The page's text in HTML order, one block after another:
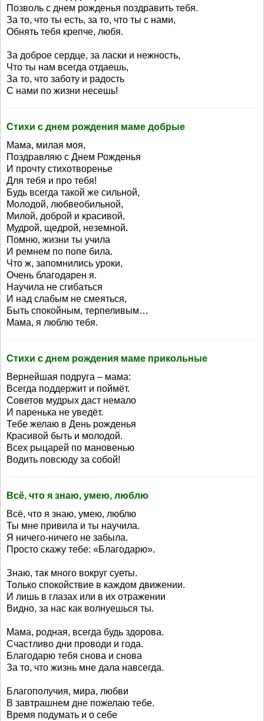
Позволь с днем рожденья поздравить тебя.
За то, что ты есть, за то, что ты с нами,
Обнять тебя крепче, любя.
За доброе сердце, за ласки и нежность,
Что ты нам всегда отдаешь,
За то, что заботу и радость
С нами по жизни несешь!
Стихи с днем рождения маме добрые
Мама, милая моя,
Поздравляю с Днем Рожденья
И прочту стихотворенье
Для тебя и про тебя!
Будь всегда такой же сильной,
Молодой, любвеобильной,
Милой, доброй и красивой,
Мудрой, щедрой, неземной.
Помню, жизни ты учила
И ремнем по попе била.
Что ж, запомнились уроки,
Очень благодарен я.
Научила не сгибаться
И над слабым не смеяться,
Быть спокойным, терпеливым…
Мама, я люблю тебя.
Стихи с днем рождения маме прикольные
Вернейшая подруга – мама:
Всегда поддержит и поймёт.
Советов мудрых даст немало
И паренька не уведёт.
Тебе желаю в День рожденья
Красивой быть и молодой.
Всех рыцарей по мановенью
Водить повсюду за собой!
Всё, что я знаю, умею, люблю
Всё, что я знаю, умею, люблю
Ты мне привила и ты научила.
Я ничего-ничего не забыла.
Просто скажу тебе: «Благодарю».
Знаю, так много вокруг суеты.
Только спокойствие в каждом движении.
И лишь в глазах или в их отражении
Видно, за нас как волнуешься ты.
Мама, родная, всегда будь здорова.
Счастливо дни проводи и года.
Благодарю тебя снова и снова
За то, что жизнь мне дала навсегда.
Благополучия, мира, любви
В завтрашнем дне пожелаю тебе.
Время подумать и о себе